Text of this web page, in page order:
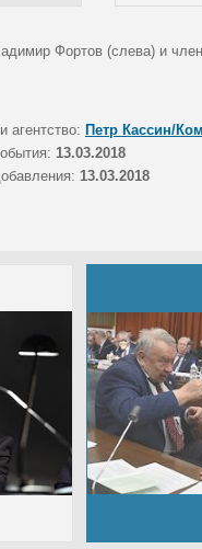
Фортов (слева) и член
агентство: Петр Кассин/
13.03.2018
13.03.2018